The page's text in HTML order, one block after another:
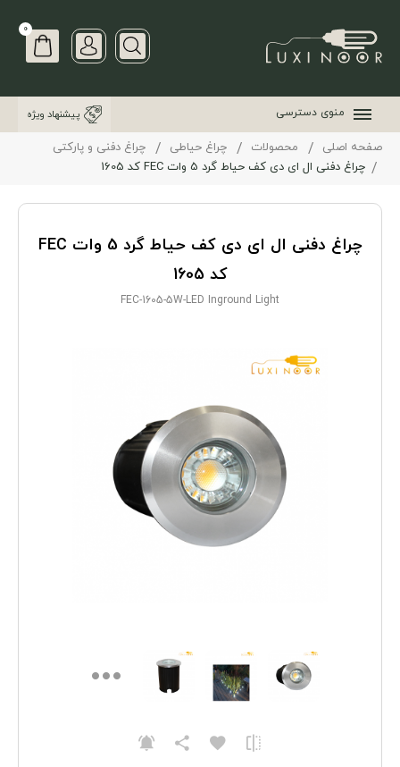
0
منوی دسترسی پیشنهاد ویژه
صفحه اصلی محصولات چراغ حیاطی
چراغ دفنی و پارکتی
چراغ دفنی ال ای دی کف حیاط گرد 5 وات FEC کد 1605
چراغ دفنی ال ای دی کف حیاط گرد 5 وات FEC
کد 1605
FEC-1605-5W-LED Inground Light